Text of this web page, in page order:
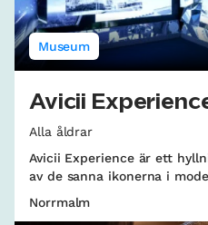
Museum
Avicii
Alla åldrar
Avicii Experience är ett
av de sanna ikonerna i
Norrmalm